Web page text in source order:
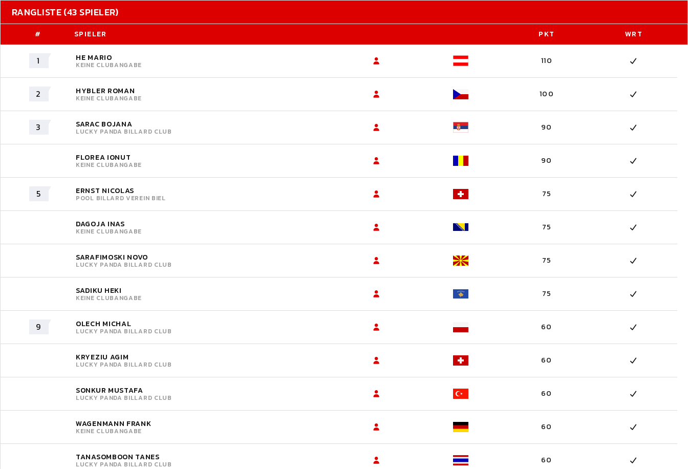
RANGLISTE (43 SPIELER)
# SPIELER PKT WRT
1 HE MARIO
KEINE CLUBANGABE 110
2 HYBLER ROMAN
KEINE CLUBANGABE 100
3 SARAC BOJANA
LUCKY PANDA BILLARD CLUB 90
FLOREA IONUT
KEINE CLUBANGABE 90
5 ERNST NICOLAS
POOL BILLARD VEREIN BIEL 75
DAGOJA INAS
KEINE CLUBANGABE 75
SARAFIMOSKI NOVO
LUCKY PANDA BILLARD CLUB 75
SADIKU HEKI
KEINE CLUBANGABE 75
9 OLECH MICHAL
LUCKY PANDA BILLARD CLUB 60
KRYEZIU AGIM
LUCKY PANDA BILLARD CLUB 60
SONKUR MUSTAFA
LUCKY PANDA BILLARD CLUB 60
WAGENMANN FRANK
KEINE CLUBANGABE 60
TANASOMBOON TANES
LUCKY PANDA BILLARD CLUB 60